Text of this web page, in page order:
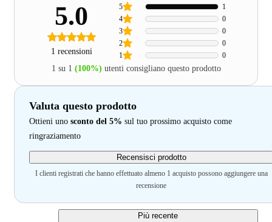
5.0
1 recensioni 1 0
2 0
3 0
4 0
5 1
1 su 1 (100%) utenti consigliano questo prodotto
Valuta questo prodotto
Ottieni uno sconto del 5% sul tuo prossimo acquisto come
ringraziamento
Recensisci prodotto
I clienti registrati che hanno effettuato almeno 1 acquisto possono aggiungere una
recensione
Più recente